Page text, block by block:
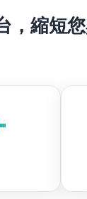
，縮短